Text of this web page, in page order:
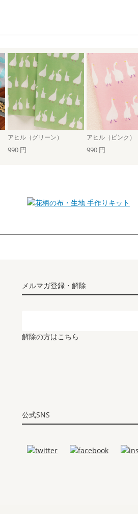
アヒル（グリーン） アヒル（ピンク）
990 円 990 円
手作りキット
メルマガ登録・解除
解除の方はこちら
公式SNS